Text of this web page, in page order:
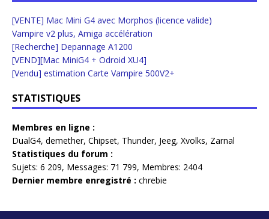
[VENTE] Mac Mini G4 avec Morphos (licence valide)
Vampire v2 plus, Amiga accélération
[Recherche] Depannage A1200
[VEND][Mac MiniG4 + Odroid XU4]
[Vendu] estimation Carte Vampire 500V2+
STATISTIQUES
Membres en ligne :
DualG4, demether, Chipset, Thunder, Jeeg, Xvolks, Zarnal
Statistiques du forum :
Sujets: 6 209, Messages: 71 799, Membres: 2404
Dernier membre enregistré : chrebie